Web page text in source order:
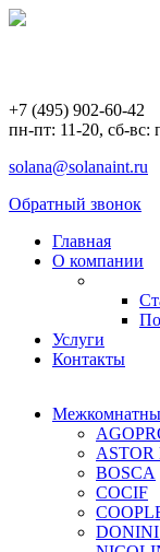
+7 (495) 902-60-42
пн-пт: 11-20, сб-вс:
solana@solanaint.ru
Обратный звонок
Главная
О компании
Услуги
Контакты
BOSCA
COCIF